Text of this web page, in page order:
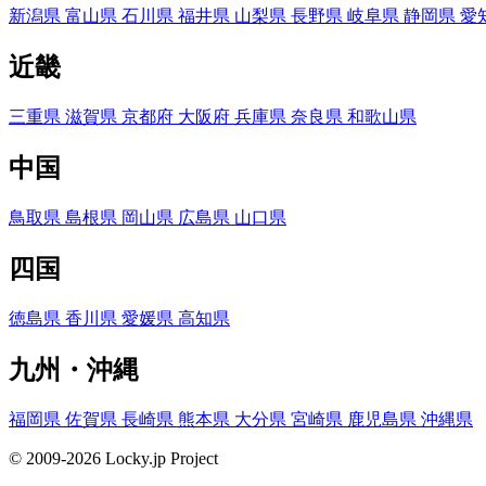
新潟県 富山県 石川県 福井県 山梨県 長野県 岐阜県 静岡県 愛
近畿
三重県 滋賀県 京都府 大阪府 兵庫県 奈良県 和歌山県
中国
鳥取県 島根県 岡山県 広島県 山口県
四国
徳島県 香川県 愛媛県 高知県
九州・沖縄
福岡県 佐賀県 長崎県 熊本県 大分県 宮崎県 鹿児島県 沖縄県
© 2009-2026 Locky.jp Project